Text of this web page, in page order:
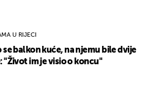
U RIJECI
se balkon kuće, na njemu bile dvije
"Život im je visio o koncu"